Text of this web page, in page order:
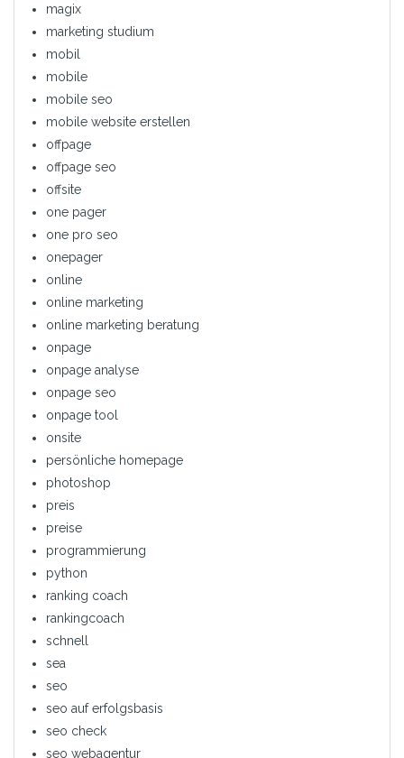
magix
marketing studium
mobil
mobile
mobile seo
mobile website erstellen
offpage
offpage seo
offsite
one pager
one pro seo
onepager
online
online marketing
online marketing beratung
onpage
onpage analyse
onpage seo
onpage tool
onsite
persönliche homepage
photoshop
preis
preise
programmierung
python
ranking coach
rankingcoach
schnell
sea
seo
seo auf erfolgsbasis
seo check
seo webagentur